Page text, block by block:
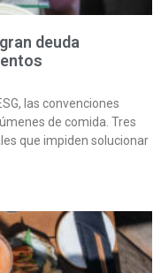
deuda
las convenciones
de comida. Tres
que impiden solucionar